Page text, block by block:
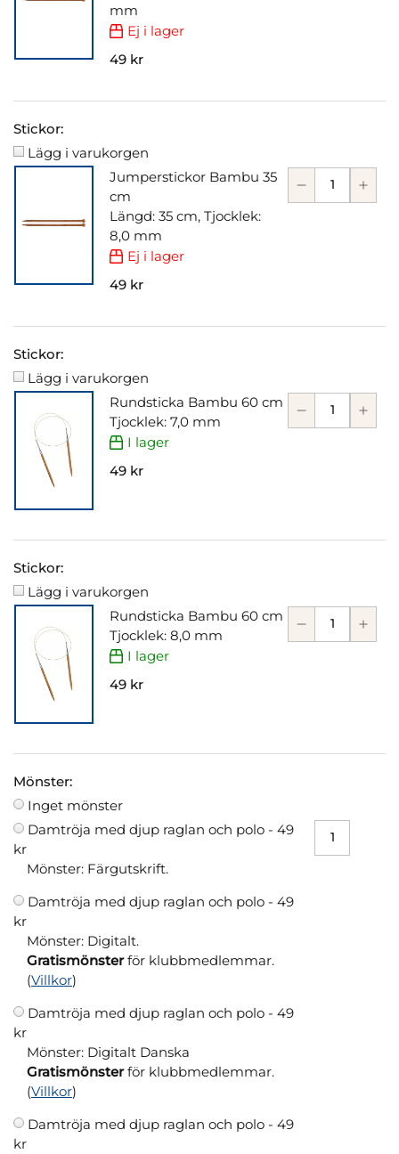
mm
Ej i lager
49 kr
Stickor:
Lägg i varukorgen
Jumperstickor Bambu 35
cm
Längd: 35 cm, Tjocklek:
8,0 mm
Ej i lager
49 kr
Stickor:
Lägg i varukorgen
Rundsticka Bambu 60 cm
Tjocklek: 7,0 mm
I lager
49 kr
Stickor:
Lägg i varukorgen
Rundsticka Bambu 60 cm
Tjocklek: 8,0 mm
I lager
49 kr
Mönster:
Inget mönster
Damtröja med djup raglan och polo - 49
kr
Mönster: Färgutskrift.
Damtröja med djup raglan och polo - 49
kr
Mönster: Digitalt.
Gratismönsterför klubbmedlemmar.
(Villkor)
Damtröja med djup raglan och polo - 49
kr
Mönster: Digitalt Danska
Gratismönsterför klubbmedlemmar.
(Villkor)
Damtröja med djup raglan och polo - 49
kr